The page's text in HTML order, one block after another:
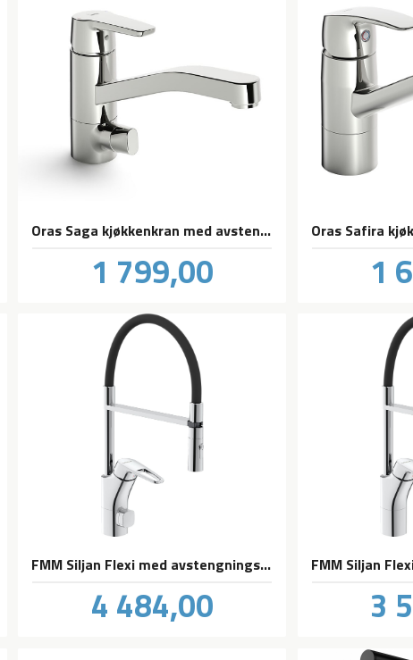
Oras Saga kjøkkenkran med avstenging til oppvaskmaskin
Pris
1 799,00mva.
1
FMM Siljan Flexi med avstengningsventil
Pris
4 484,00inkl.
mva.
3